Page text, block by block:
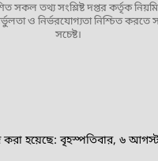
সকল তথ্য সংশ্লিষ্ট দপ্তর কর্তৃক
ও নির্ভরযোগ্যতা নিশ্চিত করতে
সচেষ্ট।
করা হয়েছে: বৃহস্পতিবার, ৬